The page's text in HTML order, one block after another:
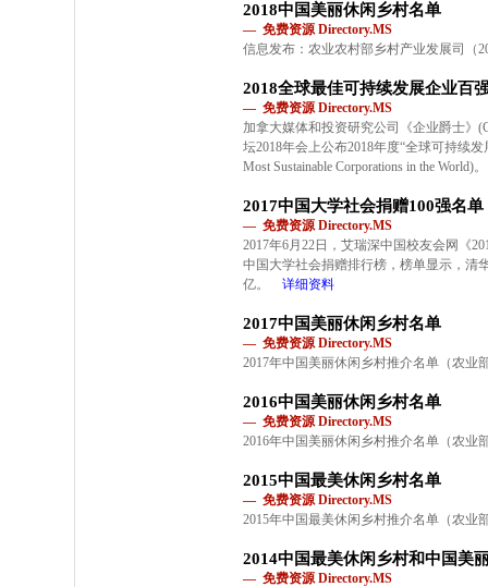
2018中国美丽休闲乡村名单
— 免费资源 Directory.MS
信息发布：农业农村部乡村产业发展司（
2018全球最佳可持续发展企业百
— 免费资源 Directory.MS
加拿大媒体和投资研究公司《企业爵士》
坛2018年会上公布2018年度“全球可持续
Most Sustainable Corporations in the World)。
2017中国大学社会捐赠100强名单
— 免费资源 Directory.MS
2017年6月22日，艾瑞深中国校友会网《
中国大学社会捐赠排行榜，榜单显示，清
亿。
详细资料
2017中国美丽休闲乡村名单
— 免费资源 Directory.MS
2017年中国美丽休闲乡村推介名单（农业
2016中国美丽休闲乡村名单
— 免费资源 Directory.MS
2016年中国美丽休闲乡村推介名单（农业
2015中国最美休闲乡村名单
— 免费资源 Directory.MS
2015年中国最美休闲乡村推介名单（农业
2014中国最美休闲乡村和中国美
— 免费资源 Directory.MS